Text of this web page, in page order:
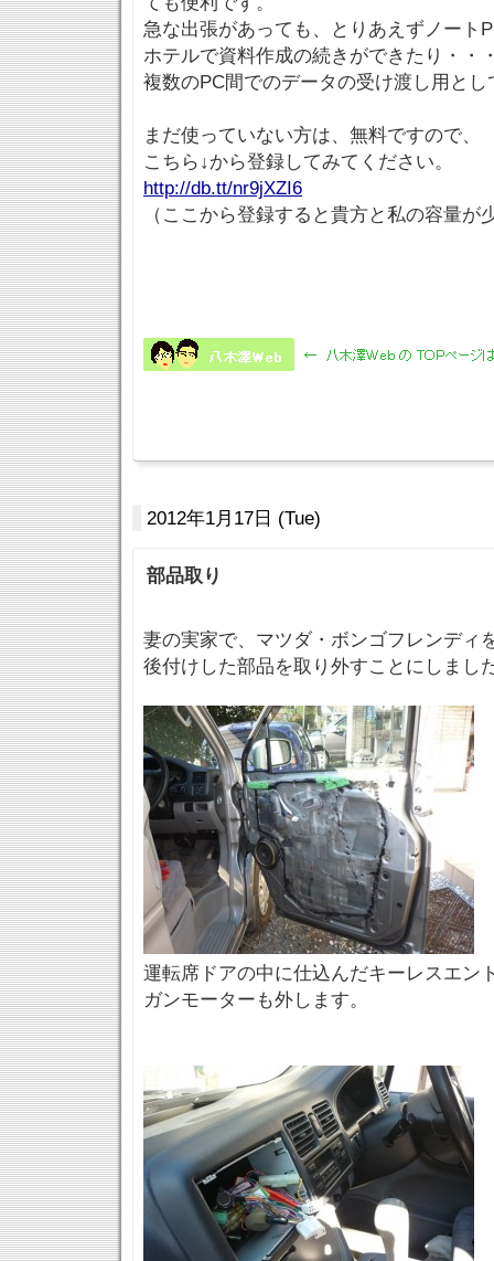
急な出張があっても、とりあえずノート
ホテルで資料作成の続きができたり・・
複数のPC間でのデータの受け渡し用と
まだ使っていない方は、無料ですので、
こちら↓から登録してみてください。
http://db.tt/nr9jXZI6
（ここから登録すると貴方と私の容量が
2012年1月17日 (Tue)
部品取り
妻の実家で、マツダ・ボンゴフレンディ
後付けした部品を取り外すことにしまし
運転席ドアの中に仕込んだキーレスエン
ガンモーターも外します。